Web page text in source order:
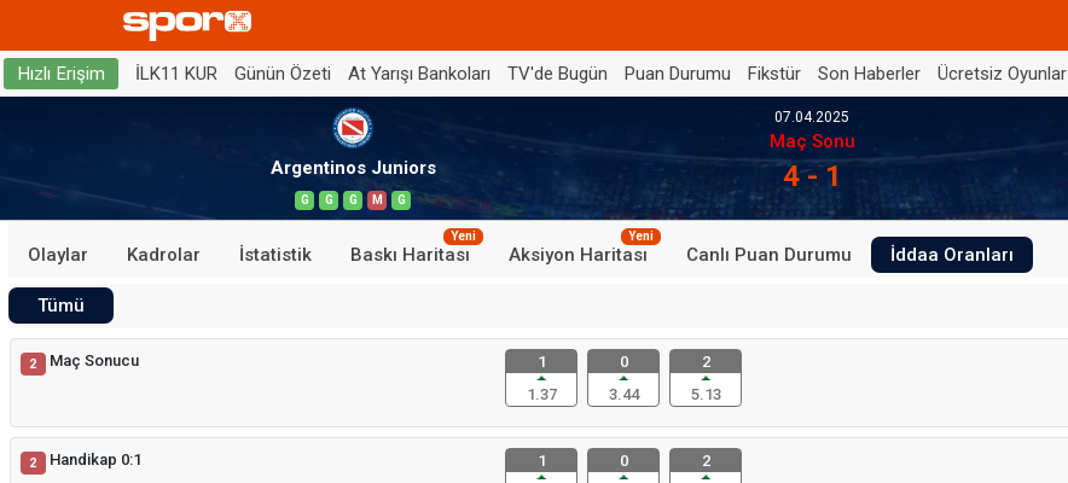
Hızlı Erişim İLK11 KUR Günün Özeti At Yarışı Bankoları TV'de Bugün Puan Durumu Fikstür Son Haberler Ücretsiz Oyunlar
Argentinos Juniors
G G G M G
07.04.2025
Maç Sonu
4 - 1
Olaylar Kadrolar İstatistik Baskı Haritası
Yeni
Aksiyon Haritası
Yeni
Canlı Puan Durumu İddaa Oranları
Tümü
2 Maç Sonucu
1
1.37
0
3.44
2
5.13
2 Handikap 0:1
1
0
2